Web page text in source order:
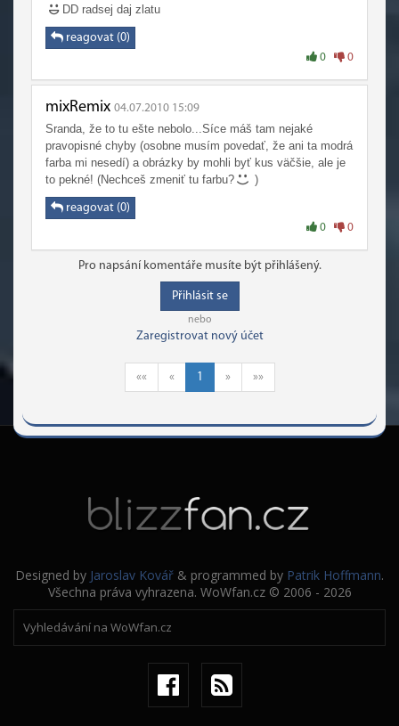
DD radsej daj zlatu
reagovat (0)
0 0
mixRemix 04.07.2010 15:09
Sranda, že to tu ešte nebolo...Síce máš tam nejaké
pravopisné chyby (osobne musím povedať, že ani ta modrá
farba mi nesedí) a obrázky by mohli byť kus väčšie, ale je
to pekné! (Nechceš zmeniť tu farbu?
)
reagovat (0)
0 0
Pro napsání komentáře musíte být přihlášený.
Přihlásit se
nebo
Zaregistrovat nový účet
«« « 1 » »»
Designed by Jaroslav Kovář & programmed by Patrik Hoffmann.
Všechna práva vyhrazena. WoWfan.cz © 2006 - 2026